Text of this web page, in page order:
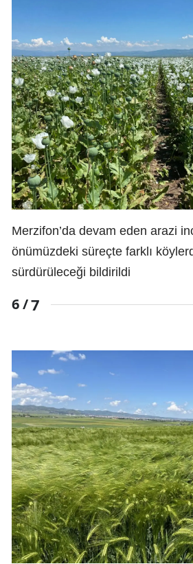
Merzifon’da devam eden arazi
önümüzdeki süreçte farklı
sürdürüleceği bildirildi
6 /7